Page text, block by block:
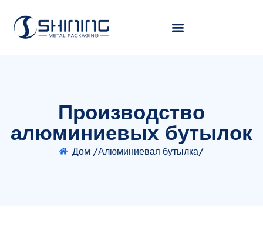
Производство
алюминиевых бутылок
Дом /Алюминиевая бутылка/